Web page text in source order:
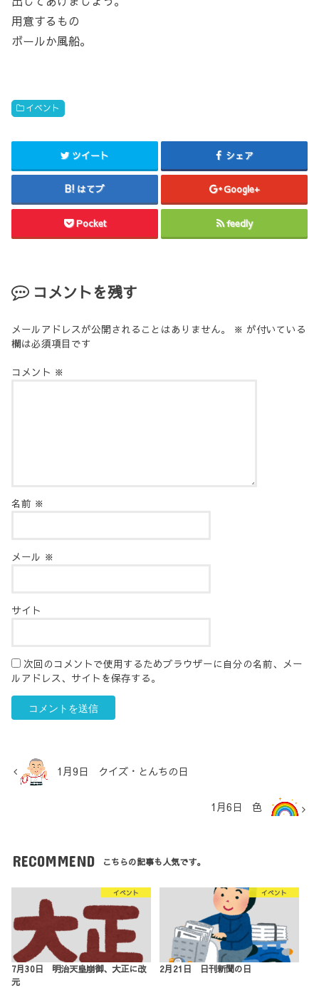
用意するもの
ボールか風船。
イベント
ツイート シェア
はてブ Google+
Pocket feedly
コメントを残す
メールアドレスが公開されることはありません。 ※ が付いている
欄は必須項目です
コメント ※
名前 ※
メール ※
サイト
次回のコメントで使用するためブラウザーに自分の名前、メー
ルアドレス、サイトを保存する。
1月9日 クイズ・とんちの日
1月6日 色
RECOMMEND こちらの記事も人気です。
イベント
7月30日 明治天皇崩御、大正に改
元
イベント
2月21日 日刊新聞の日